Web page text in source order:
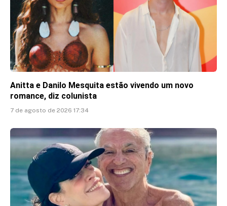
Anitta e Danilo Mesquita estão vivendo um novo
romance, diz colunista
7 de agosto de 2026 17:34